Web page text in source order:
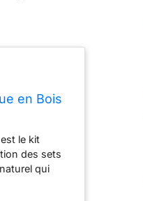
en Bois
le kit
des sets
qui
qualité. LE